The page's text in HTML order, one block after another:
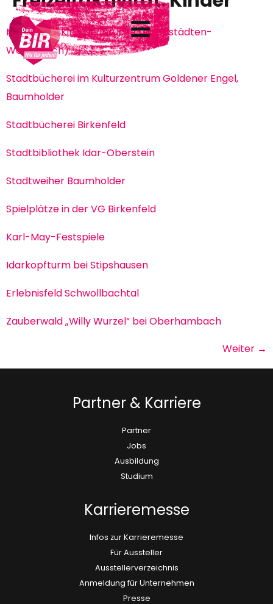
Movietown Kino Neubrücke (Hoppstädten-
Weiersbach)
Stadtbücherei im Kulturzentrum Goldener Engel,
Baumholder
Stadtbücherei Birkenfeld
Stadtbibliothek Idar-Oberstein
Stadtweiher Baumholder
Spielplätze in der VG Birkenfeld
Karl-May-Festspiele
Idarkopfturm bei Stipshausen
Erlebnisfeld Schwollbachtal
Zauberwald „Willy Wurzel“ bei Oberhambach
Weiter →
Partner & Karriere
Partner
Jobs
Ausbildung
Studium
Karrieremesse
Infos zur Karrieremesse
Für Aussteller
Ausstellerverzeichnis
Anmeldung für Unternehmen
Presse